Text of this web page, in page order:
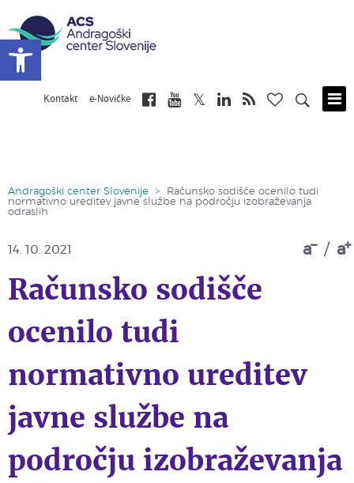
Kontakt e-Novičke
Andragoški center Slovenije >
Računsko sodišče ocenilo tudi
normativno ureditev javne službe na področju izobraževanja
odraslih
a / a
14. 10. 2021
Računsko sodišče
ocenilo tudi
normativno ureditev
javne službe na
področju izobraževanja
Open toolbar